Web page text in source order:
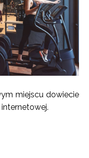
miejscu dowiecie